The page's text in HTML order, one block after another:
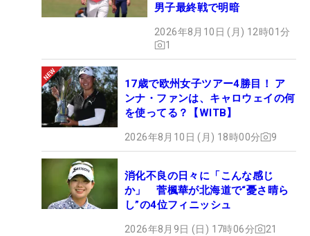
男子最終戦で明暗
2026年8月10日 (月) 12時01分
1
17歳で欧州女子ツアー4勝目！ ア
ンナ・ファンは、キャロウェイの何
を使ってる？【WITB】
2026年8月10日 (月) 18時00分 9
消化不良の日々に「こんな感じ
か」 菅楓華が北海道で“憂さ晴ら
し”の4位フィニッシュ
2026年8月9日 (日) 17時06分 21